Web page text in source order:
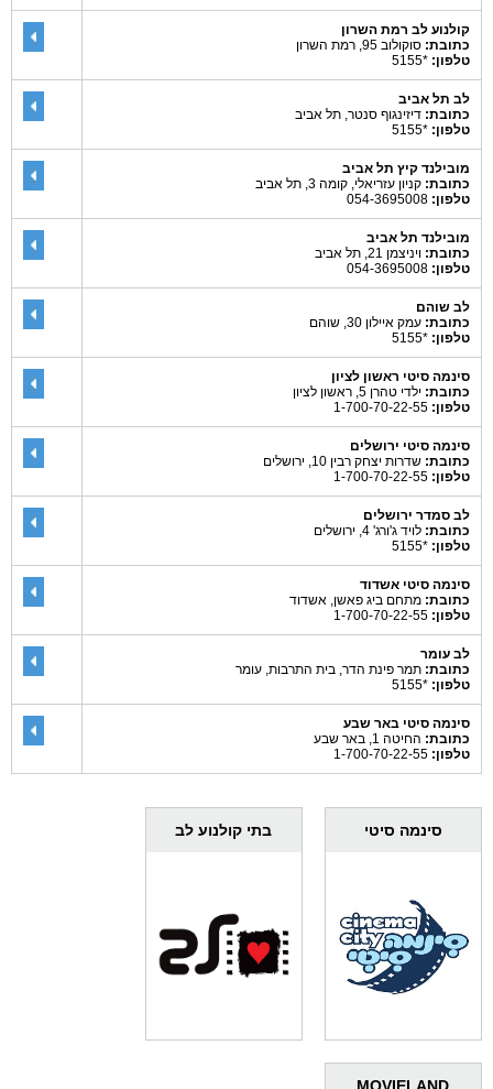
קולנוע לב רמת השרון
כתובת: סוקולוב 95, רמת השרון
טלפון: *5155
לב תל אביב
כתובת: דיזינגוף סנטר, תל אביב
טלפון: *5155
מובילנד קיץ תל אביב
כתובת: קניון עזריאלי, קומה 3, תל אביב
טלפון:
מובילנד תל אביב
כתובת: ויניצמן 21, תל אביב
טלפון:
לב שוהם
כתובת: עמק איילון 30, שוהם
טלפון: *5155
סינמה סיטי ראשון לציון
כתובת: ילדי טהרן 5, ראשון לציון
טלפון:
סינמה סיטי ירושלים
כתובת: שדרות יצחק רבין 10, ירושלים
טלפון:
לב סמדר ירושלים
כתובת: לויד ג'ורג' 4, ירושלים
טלפון: *5155
סינמה סיטי אשדוד
כתובת: מתחם ביג פאשן, אשדוד
טלפון:
לב עומר
כתובת: תמר פינת הדר, בית התרבות, עומר
טלפון: *5155
סינמה סיטי באר שבע
כתובת: החיטה 1, באר שבע
טלפון:
סינמה סיטי בתי קולנוע לב